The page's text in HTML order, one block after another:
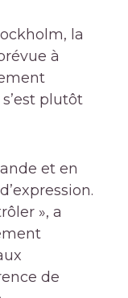
la
à
plutôt
et en
», a
de